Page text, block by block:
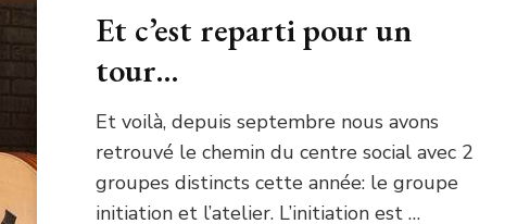
Et c’est reparti pour un
tour…
Et voilà, depuis septembre nous avons
retrouvé le chemin du centre social avec 2
groupes distincts cette année: le groupe
initiation et l’atelier. L’initiation est …